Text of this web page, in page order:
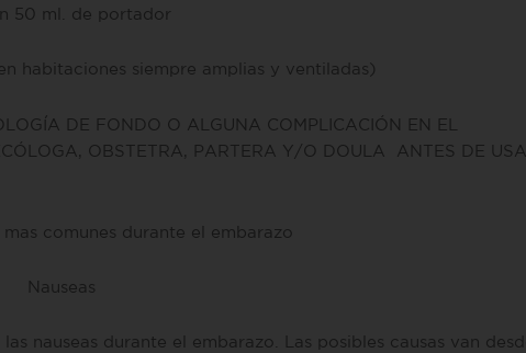
50 ml. de portador
habitaciones siempre amplias y ventiladas)
DE FONDO O ALGUNA COMPLICACIÓN EN EL
OBSTETRA, PARTERA Y/O DOULA ANTES DE
mas comunes durante el embarazo
Nauseas
nauseas durante el embarazo. Las posibles causas van